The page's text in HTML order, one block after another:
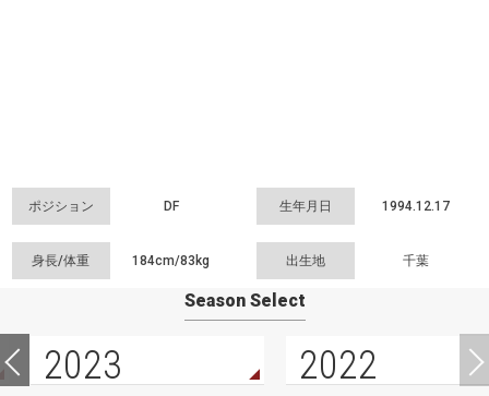
ポジション DF 生年月日 1994.12.17
身長/体重 184cm/83kg 出生地 千葉
Season Select
2023 2022